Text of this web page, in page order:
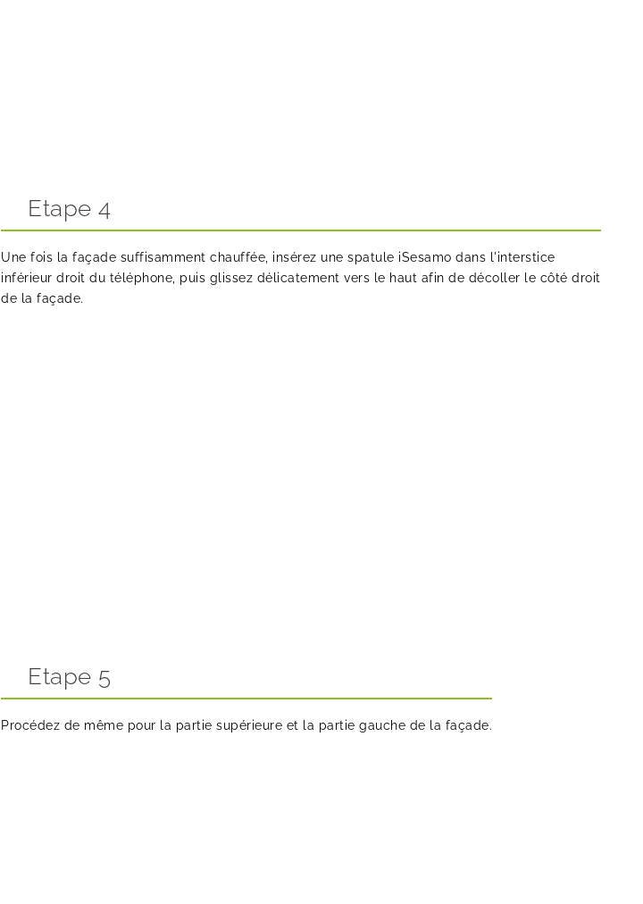
Etape 4
Une fois la façade suffisamment chauffée, insérez une spatule iSesamo dans l'interstice
inférieur droit du téléphone, puis glissez délicatement vers le haut afin de décoller le côté droit
de la façade.
Etape 5
Procédez de même pour la partie supérieure et la partie gauche de la façade.